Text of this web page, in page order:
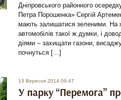
Дніпровського районного
Петра Порошенка» Сергій
мають залишатися зеленими. На
автомобілів такої ж думки, і
діями – захищати газони,
почнуться […]
13 Вересня 2014 09:47
У парку “Перемога”